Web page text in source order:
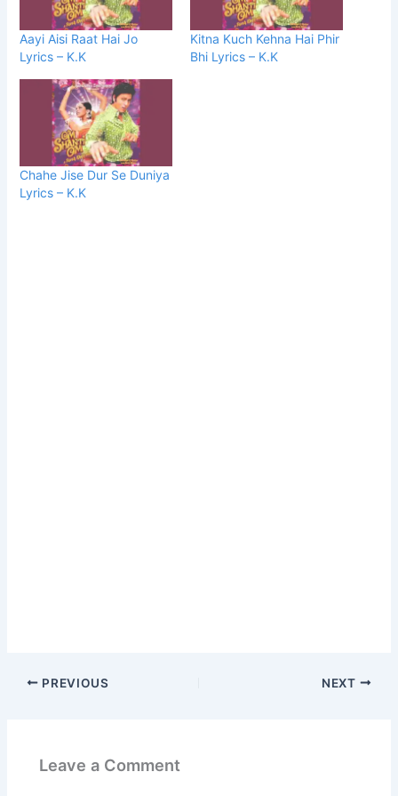
Aayi Aisi Raat Hai Jo
Lyrics – K.K
Kitna Kuch Kehna Hai Phir
Bhi Lyrics – K.K
Chahe Jise Dur Se Duniya
Lyrics – K.K
PREVIOUS NEXT
Leave a Comment